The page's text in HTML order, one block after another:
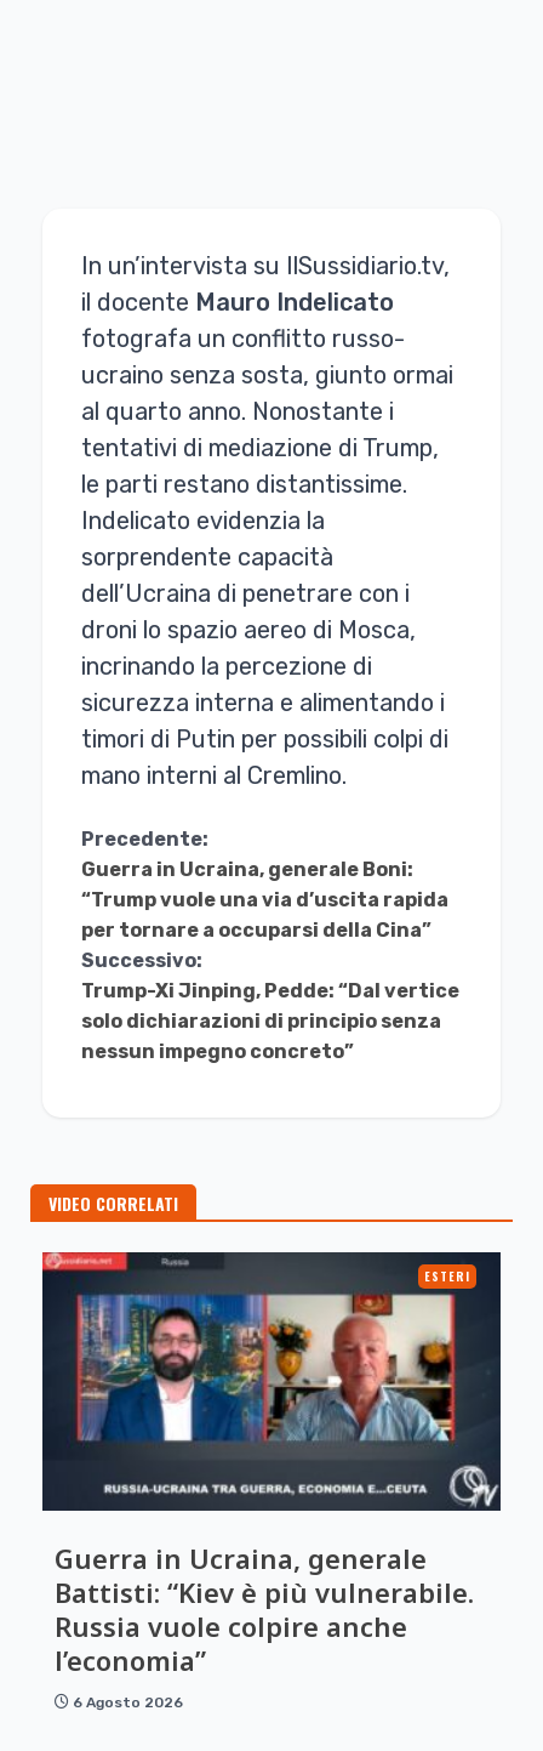
In un’intervista su IlSussidiario.tv,
il docente Mauro Indelicato
fotografa un conflitto russo-
ucraino senza sosta, giunto ormai
al quarto anno. Nonostante i
tentativi di mediazione di Trump,
le parti restano distantissime.
Indelicato evidenzia la
sorprendente capacità
dell’Ucraina di penetrare con i
droni lo spazio aereo di Mosca,
incrinando la percezione di
sicurezza interna e alimentando i
timori di Putin per possibili colpi di
mano interni al Cremlino.
Continua
a
Leggere
Precedente:
Guerra in Ucraina, generale Boni:
“Trump vuole una via d’uscita rapida
per tornare a occuparsi della Cina”
Successivo:
Trump-Xi Jinping, Pedde: “Dal vertice
solo dichiarazioni di principio senza
nessun impegno concreto”
VIDEO CORRELATI
ESTERI
Guerra in Ucraina, generale
Battisti: “Kiev è più vulnerabile.
Russia vuole colpire anche
l’economia”
6 Agosto 2026